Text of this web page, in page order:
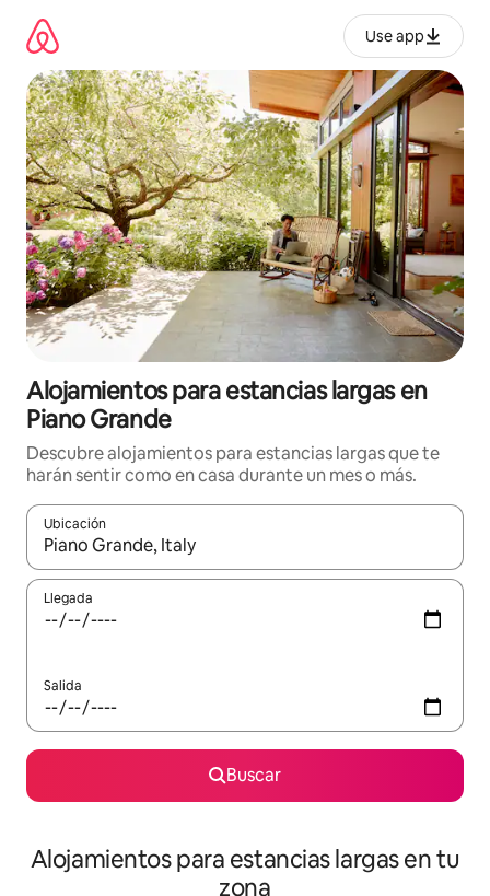
contenido
Use app
Alojamientos para estancias largas en
Piano Grande
Descubre alojamientos para estancias largas que te
harán sentir como en casa durante un mes o más.
Ubicación
Cuando los resultados estén disponibles, podrás navegar
Llegada
Salida
Buscar
Alojamientos para estancias largas en tu
zona